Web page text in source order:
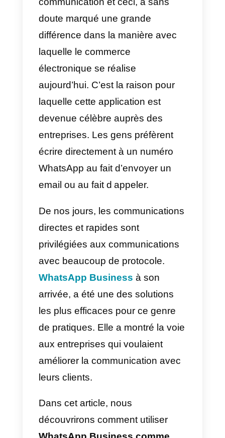
à chercher de nouvelles
d’améliorer leurs communications
avec les clients. La popularité
applications de messagerie a fait
en sorte que nombre d’entre eux
adoptent des plateformes comme
WhatsApp
afin d’améliorer
l’efficacité et l’efficience de leur
communication et ceci, a sans
doute marqué une grande
différence dans la manière avec
laquelle le commerce
électronique se réalise
aujourd’hui. C’est la raison pour
laquelle cette application est
devenue célèbre auprès des
entreprises. Les gens préfèrent
écrire directement à un numéro
WhatsApp au fait d’envoyer un
De nos jours, les